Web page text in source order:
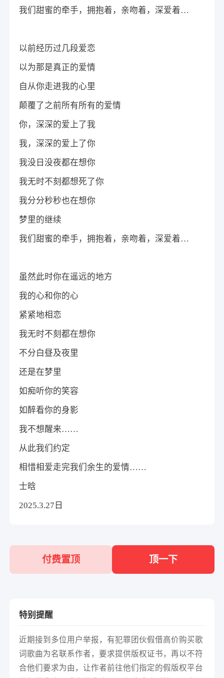
我们甜蜜的牵手，拥抱着，亲吻着，深爱着…
以前经历过几段爱恋
以为那是真正的爱情
自从你走进我的心里
颠覆了之前所有所有的爱情
你，深深的爱上了我
我，深深的爱上了你
我没日没夜都在想你
我无时不刻都想死了你
我分分秒秒也在想你
梦里的继续
我们甜蜜的牵手，拥抱着，亲吻着，深爱着…
虽然此时你在遥远的地方
我的心和你的心
紧紧地相恋
我无时不刻都在想你
不分白昼及夜里
还是在梦里
如痴听你的笑容
如醉看你的身影
我不想醒来……
从此我们约定
相惜相爱走完我们余生的爱情……
士晗
2025.3.27日
付费置顶 顶一下
特别提醒
近期接到多位用户举报，有犯罪团伙假借高价购买歌
词歌曲为名联系作者，要求提供版权证书，再以不符
合他们要求为由，让作者前往他们指定的假版权平台